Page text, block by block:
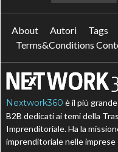
About Autori Tags
Terms&Conditions
Nextwork360 è il più
B2B dedicati ai temi della
Imprenditoriale. Ha la
imprenditoriale nelle